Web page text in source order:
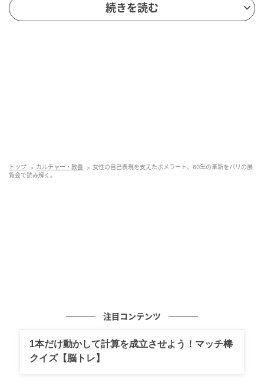
「展覧会のキーワードはレヴォルーション。ポメラー
トは70年代のジュエリーの広告に革命をもたらしまし
1982年から84年、ポメラートはヘルムート・ニュートンにキャンペーン写真
ポメラートが誕生した1967年は、20世紀におけるター
ニングポイントとなった時期にあたる。西欧世界を中
続きを読む
トップ カルチャー・教養
女性の自己表現を支えたポメラート、60年の革新をパリの展
覧会で読み解く。
注目コンテンツ
1本だけ動かして計算を成立させよう！マッチ棒
クイズ【脳トレ】